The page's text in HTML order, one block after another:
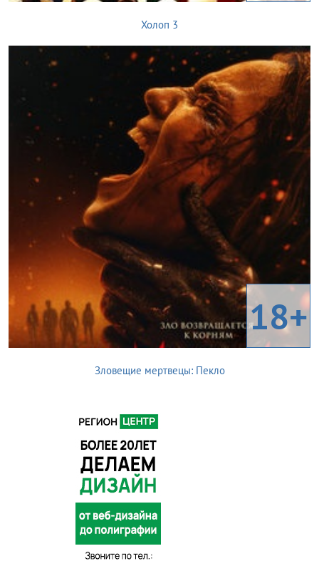
Холоп 3
18+
Зловещие мертвецы: Пекло